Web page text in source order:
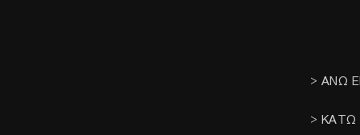
> ΑΝΩ
> ΚΑΤΩ